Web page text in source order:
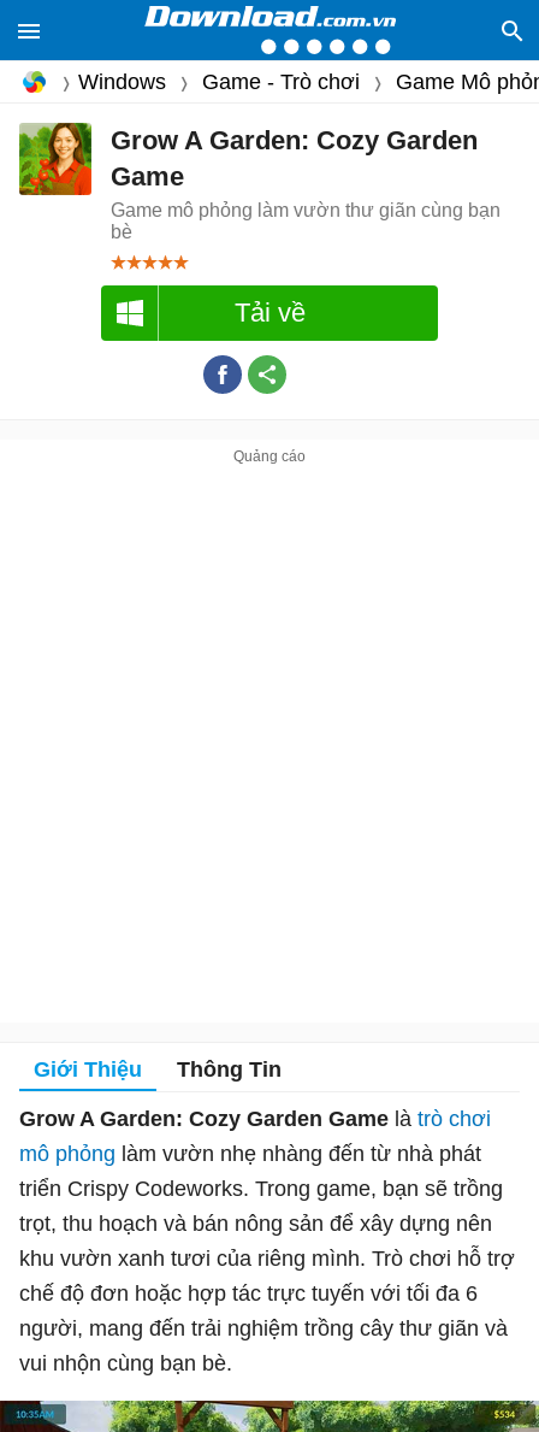
Windows Game - Trò chơi Game Mô
Grow A Garden: Cozy Garden
Game
Game mô phỏng làm vườn thư giãn cùng bạn
bè
Tải về
Giới Thiệu Thông Tin
Grow A Garden: Cozy Garden Game là trò chơi
mô phỏng làm vườn nhẹ nhàng đến từ nhà phát
triển Crispy Codeworks. Trong game, bạn sẽ trồng
trọt, thu hoạch và bán nông sản để xây dựng nên
khu vườn xanh tươi của riêng mình. Trò chơi hỗ trợ
chế độ đơn hoặc hợp tác trực tuyến với tối đa 6
người, mang đến trải nghiệm trồng cây thư giãn và
vui nhộn cùng bạn bè.